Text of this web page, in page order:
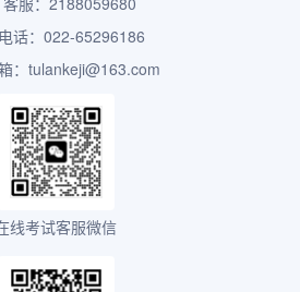
话：022-65296186
：tulankeji@163.com
线考试客服微信